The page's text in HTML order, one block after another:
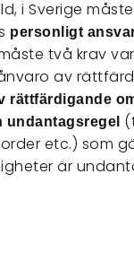
i Sverige
personligt
två krav
av
rättfärdigande
undantagsregel
etc.) som
är